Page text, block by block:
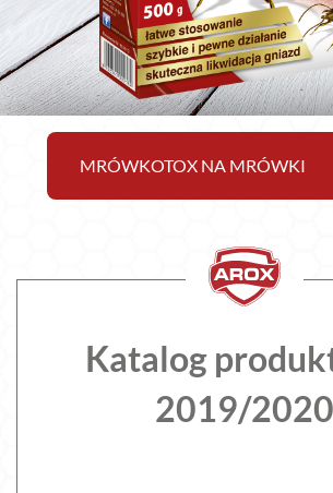
MRÓWKOTOX NA MRÓWKI
Katalog
2019/2020